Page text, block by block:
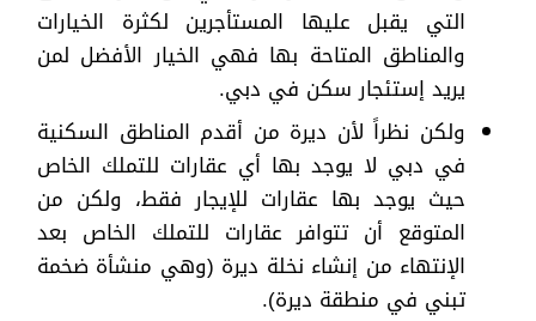
التي يقبل عليها المستأجرين لكثرة الخيارات
والمناطق المتاحة بها فهي الخيار الأفضل لمن
يريد إستئجار سكن في دبي.
ولكن نظراً لأن ديرة من أقدم المناطق السكنية
في دبي لا يوجد بها أي عقارات للتملك الخاص
حيث يوجد بها عقارات للإيجار فقط، ولكن من
المتوقع أن تتوافر عقارات للتملك الخاص بعد
الإنتهاء من إنشاء نخلة ديرة (وهي منشأة ضخمة
تبني في منطقة ديرة).